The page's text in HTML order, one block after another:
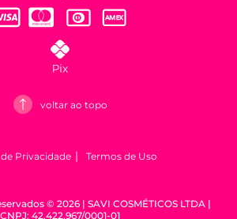
voltar ao topo
Privacidade Termos de Uso
© 2026 | SAVI COSMÉTICOS LTDA |
CNPJ: 42.422.967/0001-01